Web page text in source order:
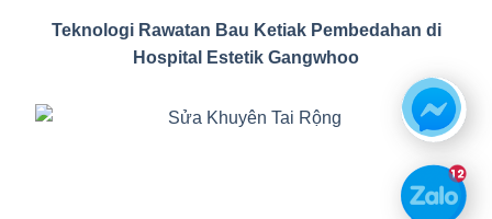
Teknologi Rawatan Bau Ketiak Pembedahan di
Hospital Estetik Gangwhoo